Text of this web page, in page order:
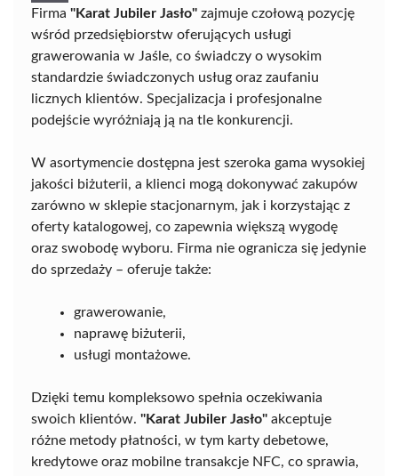
Firma "Karat Jubiler Jasło" zajmuje czołową pozycję
wśród przedsiębiorstw oferujących usługi
grawerowania w Jaśle, co świadczy o wysokim
standardzie świadczonych usług oraz zaufaniu
licznych klientów. Specjalizacja i profesjonalne
podejście wyróżniają ją na tle konkurencji.
W asortymencie dostępna jest szeroka gama wysokiej
jakości biżuterii, a klienci mogą dokonywać zakupów
zarówno w sklepie stacjonarnym, jak i korzystając z
oferty katalogowej, co zapewnia większą wygodę
oraz swobodę wyboru. Firma nie ogranicza się jedynie
do sprzedaży – oferuje także:
grawerowanie,
naprawę biżuterii,
usługi montażowe.
Dzięki temu kompleksowo spełnia oczekiwania
swoich klientów. "Karat Jubiler Jasło" akceptuje
różne metody płatności, w tym karty debetowe,
kredytowe oraz mobilne transakcje NFC, co sprawia,